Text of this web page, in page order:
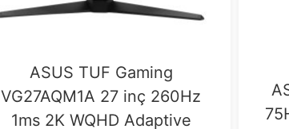
ASUS TUF Gaming
VG27AQM1A 27 inç 260Hz
1ms 2K WQHD Adaptive